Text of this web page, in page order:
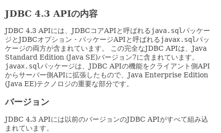
JDBC 4.3 APIの内容
JDBC 4.3 APIには、JDBCコアAPIと呼ばれる java.sqlパッケー
ジとJDBCオプション・パッケージAPIと呼ばれる javax.sqlパッ
ケージの両方が含まれています。
この完全なJDBC APIは、Java
Standard Edition (Java SE)バージョン7に含まれています。
javax.sqlパッケージは、JDBC APIの機能をクライアント側API
からサーバー側APIに拡張したもので、Java Enterprise Edition
(Java EE)テクノロジの重要な部分です。
バージョン
JDBC 4.3 APIには以前のバージョンのJDBC APIがすべて組み込
まれています。